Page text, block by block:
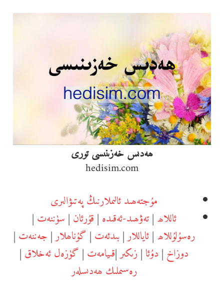
Skip
content
ھەدىس خەزىنىسى تورى
hedisim.com
مۇجتەھىد ئالىملارنىڭ پەتىۋالىرى
ئاللاھ|تەۋھىد-ئەقىدە|قۇرئان|سۈننەت|
رەسۇلۇللاھ|ئاياللار|بىدئەت|گۇناھلار|جەننەت|
دوزاخ|دۇئا|زىكىر|قىيامەت|گۈزەل ئەخلاق|
رەسىملىك ھەدىسلەر